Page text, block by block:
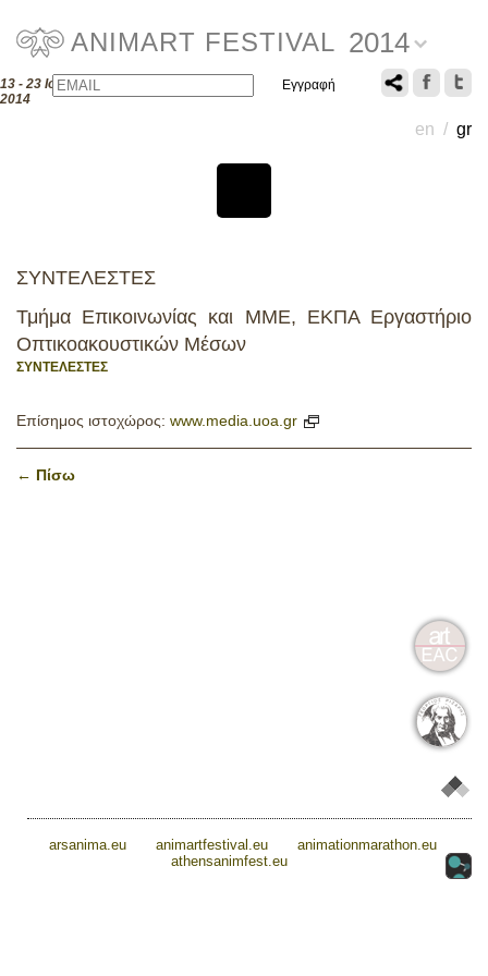
ANIMART FESTIVAL 2014
13 - 23 Ιουλίου
2014
en / gr
Email Name
ΣΥΝΤΕΛΕΣΤΕΣ
Τμήμα Επικοινωνίας και ΜΜΕ, ΕΚΠΑ Εργαστήριο
Οπτικοακουστικών Μέσων
ΣΥΝΤΕΛΕΣΤΕΣ
Επίσημος ιστοχώρος: www.media.uoa.gr
← Πίσω
arsanima.eu animartfestival.eu
animationmarathon.eu
athensanimfest.eu